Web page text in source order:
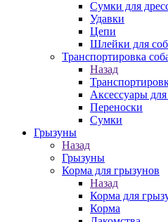
Сумки для
Удавки
Цепи
Шлейки для
Транспортировка
Назад
Аксессуары для
Переноски
Сумки
Грызуны
Назад
Грызуны
Корма для грызунов
Назад
Корма для
Корма